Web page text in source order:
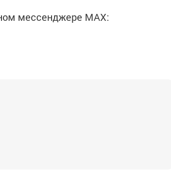
мессенджере MАХ: